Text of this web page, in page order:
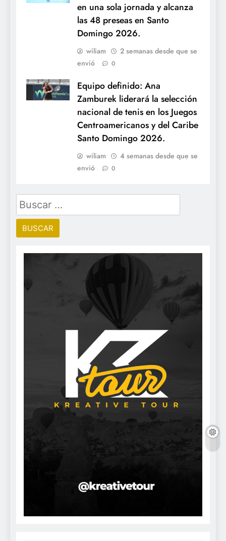
en una sola jornada y alcanza
las 48 preseas en Santo
Domingo 2026.
wiliam
2 semanas desde que se
envió
0
Equipo definido: Ana
Zamburek liderará la selección
nacional de tenis en los Juegos
Centroamericanos y del Caribe
Santo Domingo 2026.
wiliam
4 semanas desde que se
envió
0
Buscar: